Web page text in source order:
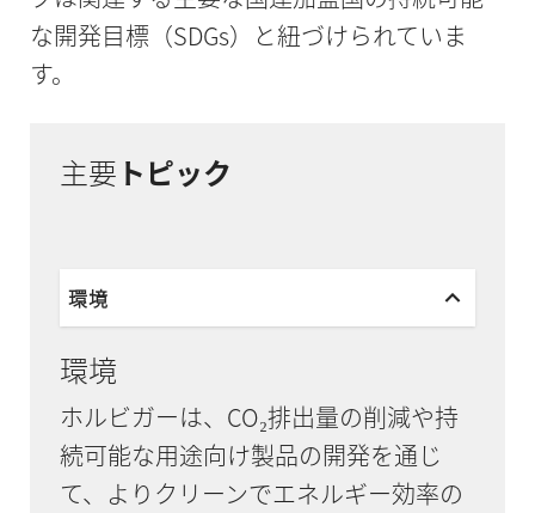
な開発目標（SDGs）と紐づけられていま
す。
主要 トピック
環境
環境
ホルビガーは、CO₂排出量の削減や持
続可能な用途向け製品の開発を通じ
て、よりクリーンでエネルギー効率の